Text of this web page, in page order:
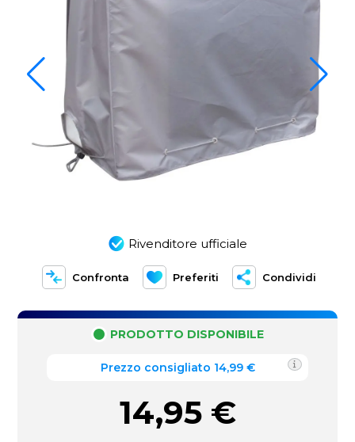
Rivenditore ufficiale
Confronta Preferiti Condividi
PRODOTTO DISPONIBILE
Prezzo consigliato 14,99 €
14,95 €